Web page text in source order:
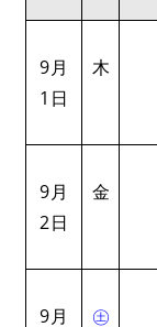
9月
1日
木
9月
2日
金
9月
㊏